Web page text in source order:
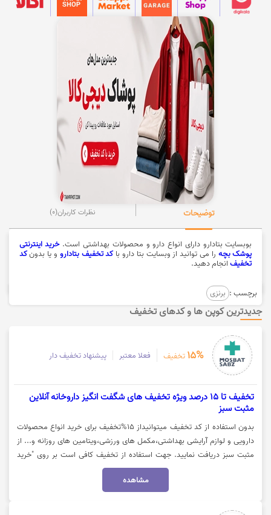
توضیحات نظرات کاربران(0)
بوبسایت بتادارو دارای انواع دارو و محصولات بهداشتی است.خرید اینترنتی
پوشک بچه را می توانید از وبسایت بتا دارو با کد تخفیف بتادارو و یا بدونکد
تخفیفانجام دهید.
برچسب : برنزی
جدیدترین کوپن ها و کدهای تخفیف
15% تخفیف فعلا معتبر پیشنهاد تخفیف دار
تخفیف تا 15 درصد ویژه تخفیف های شگفت انگیز داروخانه آنلاین
مثبت سبز
بدون استفاده از کد تخفیف میتوانیداز 15%تخفیف برای خرید انواع محصولات
دارویی و لوازم آرایشی بهداشتی،مکمل های ورزشی،ویتامین های روزانه و... از
مثبت سبز دریافت نمایید. جهت استفاده از تخفیف کافی است بر روی "خرید
مشاهده